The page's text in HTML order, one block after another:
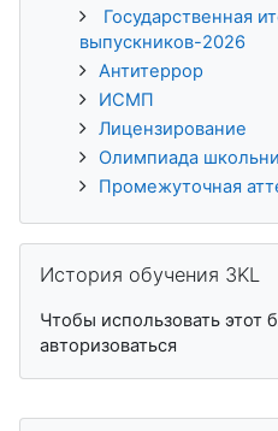
Государственная
выпускников-2026
Антитеррор
ИСМП
Лицензирование
Олимпиада
Промежуточная
История обучения 3KL
Чтобы использовать этот
авторизоваться